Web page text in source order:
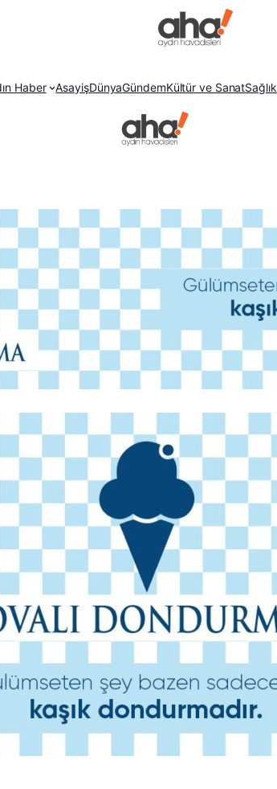
Haber AsayişDünyaGündemKültür ve SanatSağlık